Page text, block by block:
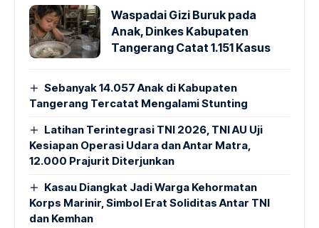
Waspadai Gizi Buruk pada
Anak, Dinkes Kabupaten
Tangerang Catat 1.151 Kasus
Sebanyak 14.057 Anak di Kabupaten
Tangerang Tercatat Mengalami Stunting
Latihan Terintegrasi TNI 2026, TNI AU Uji
Kesiapan Operasi Udara dan Antar Matra,
12.000 Prajurit Diterjunkan
Kasau Diangkat Jadi Warga Kehormatan
Korps Marinir, Simbol Erat Soliditas Antar TNI
dan Kemhan